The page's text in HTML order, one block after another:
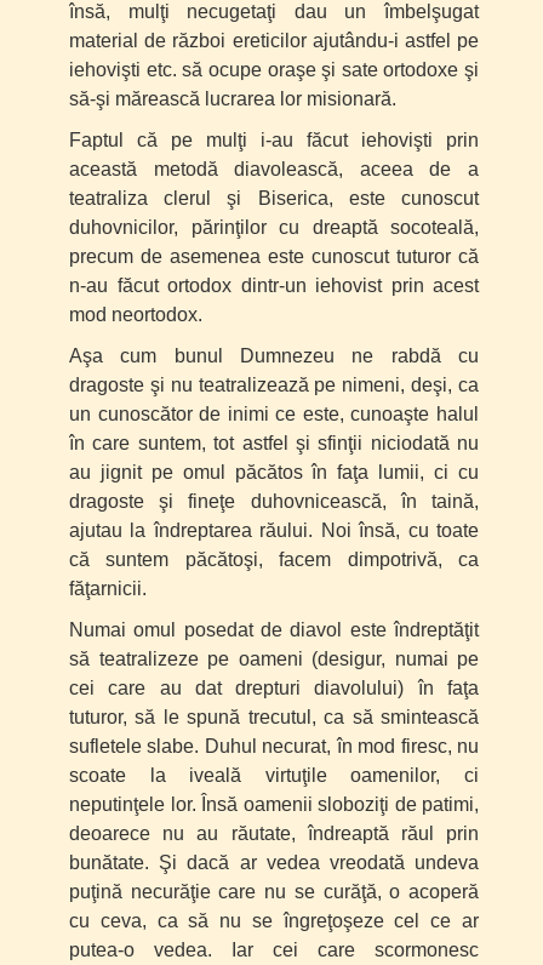
însă, mulţi necugetaţi dau un îmbelşugat
material de război ereticilor ajutându-i astfel pe
iehovişti etc. să ocupe oraşe şi sate ortodoxe şi
să-şi mărească lucrarea lor misionară.
Faptul că pe mulţi i-au făcut iehovişti prin
această metodă diavolească, aceea de a
teatraliza clerul şi Biserica, este cunoscut
duhovnicilor, părinţilor cu dreaptă socoteală,
precum de asemenea este cunoscut tuturor că
n-au făcut ortodox dintr-un iehovist prin acest
mod neortodox.
Aşa cum bunul Dumnezeu ne rabdă cu
dragoste şi nu teatralizează pe nimeni, deşi, ca
un cunoscător de inimi ce este, cunoaşte halul
în care suntem, tot astfel şi sfinţii niciodată nu
au jignit pe omul păcătos în faţa lumii, ci cu
dragoste şi fineţe duhovnicească, în taină,
ajutau la îndreptarea răului. Noi însă, cu toate
că suntem păcătoşi, facem dimpotrivă, ca
făţarnicii.
Numai omul posedat de diavol este îndreptăţit
să teatralizeze pe oameni (desigur, numai pe
cei care au dat drepturi diavolului) în faţa
tuturor, să le spună trecutul, ca să smintească
sufletele slabe. Duhul necurat, în mod firesc, nu
scoate la iveală virtuţile oamenilor, ci
neputinţele lor. Însă oamenii sloboziţi de patimi,
deoarece nu au răutate, îndreaptă răul prin
bunătate. Şi dacă ar vedea vreodată undeva
puţină necurăţie care nu se curăţă, o acoperă
cu ceva, ca să nu se îngreţoşeze cel ce ar
putea-o vedea. Iar cei care scormonesc